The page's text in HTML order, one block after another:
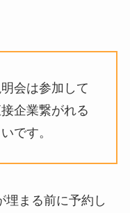
会は参加して
企業繋がれる
です。
埋まる前に予約し